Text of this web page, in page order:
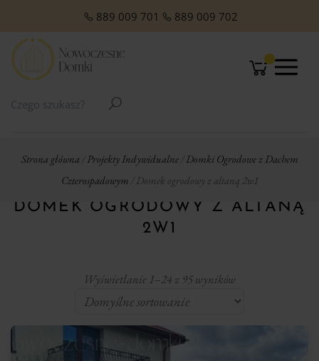
889 009 701 889 009 702
Strona główna Projekty Indywidualne/ Domki Ogrodowe z Dachem
Czterospadowym / Domek ogrodowy z altaną 2w1
DOMEK OGRODOWY Z ALTANĄ
2W1
Wyświetlanie 1–24 z 95 wyników